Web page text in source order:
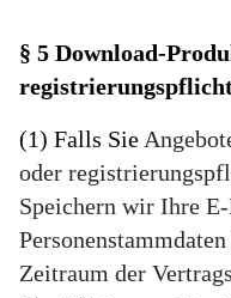
§ 5 Download-
(1) Falls Sie
oder
Speichern wir Ihre
Zeitraum der